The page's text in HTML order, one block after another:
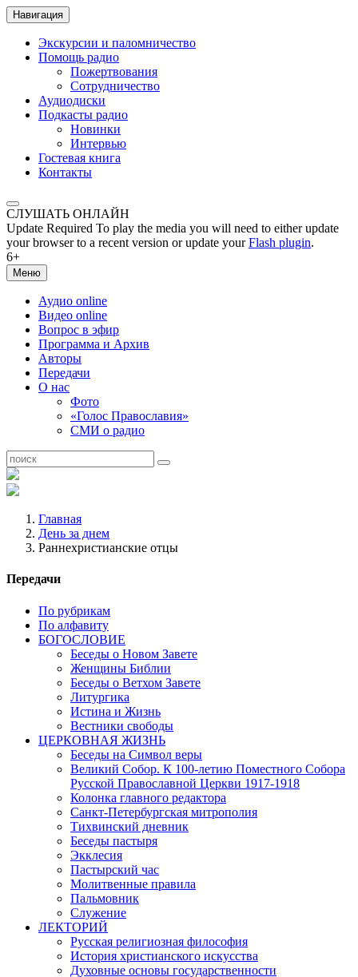
Навигация
Экскурсии и паломничество
Помощь радио
Пожертвования
Сотрудничество
Аудиодиски
Подкасты радио
Новинки
Интервью
Гостевая книга
Контакты
СЛУШАТЬ ОНЛАЙН
Update Required To play the media you will need to either update
your browser to a recent version or update yourFlash plugin.
6+
Меню
Аудио online
Видео online
Вопрос в эфир
Программа и Архив
Авторы
Передачи
О нас
Фото
«Голос Православия»
СМИ о радио
Главная
День за днем
Раннехристианские отцы
Передачи
По рубрикам
По алфавиту
БОГОСЛОВИЕ
Беседы о Новом Завете
Женщины Библии
Беседы о Ветхом Завете
Литургика
Истина и Жизнь
Вестники свободы
ЦЕРКОВНАЯ ЖИЗНЬ
Беседы на Символ веры
Великий Собор. К 100-летию Поместного Собора
Русской Православной Церкви 1917-1918
Колонка главного редактора
Санкт-Петербургская митрополия
Тихвинский дневник
Беседы пастыря
Экклесия
Пастырский час
Молитвенные правила
Пальмовник
Служение
ЛЕКТОРИЙ
Русская религиозная философия
История христианского искусства
Духовные основы государственности